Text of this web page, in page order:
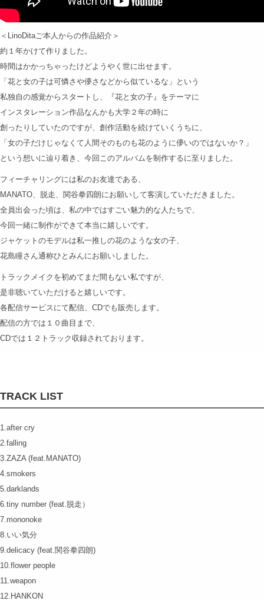
＜LinoDitaご本人からの作品紹介＞
約１年かけて作りました。
時間はかかっちゃったけどようやく世に出せます。
「花と女の子は可憐さや儚さなどから似ているな」という
私独自の感覚からスタートし、『花と女の子』をテーマに
インスタレーション作品なんかも大学２年の時に
創ったりしていたのですが、創作活動を続けていくうちに、
「女の子だけじゃなくて人間そのものも花のように儚いのではないか？」
という想いに辿り着き、今回このアルバムを制作するに至りました。
フィーチャリングには私のお友達である、
MANATO、脱走、関谷拳四朗にお願いして客演していただきました。
全員出会った頃は、私の中ではすごい魅力的な人たちで、
今回一緒に制作ができて本当に嬉しいです。
ジャケットのモデルは私一推しの花のような女の子、
花島瞳さん通称ひとみんにお願いしました。
トラックメイクを初めてまだ間もない私ですが、
是非聴いていただけると嬉しいです。
各配信サービスにて配信、CDでも販売します。
配信の方では１０曲目まで、
CDでは１２トラック収録されております。
TRACK LIST
1.after cry
2.falling
3.ZAZA (feat.MANATO)
4.smokers
5.darklands
6.tiny number (feat.脱走）
7.mononoke
8.いい気分
9.delicacy (feat.関谷拳四朗)
10.flower people
11.weapon
12.HANKON